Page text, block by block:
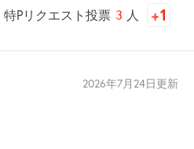
特Pリクエスト投票 3 人
2026年7月24日更新